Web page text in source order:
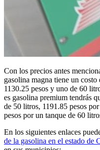
Con los precios antes
gasolina magna tiene un
1130.25 pesos y uno de 60
es gasolina premium tendrás
de 50 litros, 1191.85 pesos
pesos por un tanque de 60
En los siguientes enlaces
de la gasolina en el estado